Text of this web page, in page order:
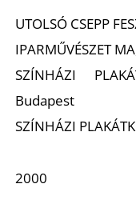
UTOLSÓ CSEPP
IPARMŰVÉSZET
SZÍNHÁZI
Budapest
SZÍNHÁZI
2000